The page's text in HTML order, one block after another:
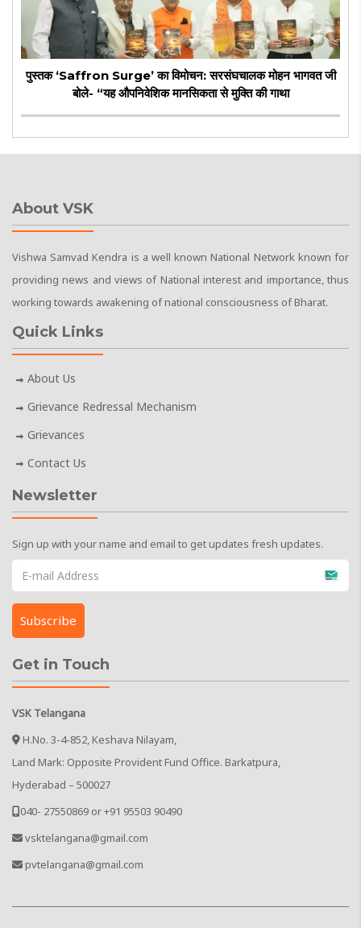
पुस्तक ‘Saffron Surge’ का विमोचन: सरसंघचालक मोहन भागवत जी
बोले- “यह औपनिवेशिक मानसिकता से मुक्ति की गाथा
About VSK
Vishwa Samvad Kendra is a well known National Network known for
providing news and views of National interest and importance, thus
working towards awakening of national consciousness of Bharat.
Quick Links
About Us
Grievance Redressal Mechanism
Grievances
Contact Us
Newsletter
Sign up with your name and email to get updates fresh updates.
Get in Touch
VSK Telangana
H.No. 3-4-852, Keshava Nilayam,
Land Mark: Opposite Provident Fund Office. Barkatpura,
Hyderabad – 500027
040- 27550869 or +91 95503 90490
vsktelangana@gmail.com
pvtelangana@gmail.com